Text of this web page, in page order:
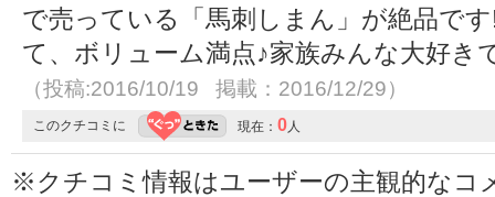
で売っている「馬刺しまん」が絶品で
て、ボリューム満点♪家族みんな大好き
（投稿:2016/10/19 掲載：2016/12/29）
このクチコミに 現在： 0 人
※クチコミ情報はユーザーの主観的なコ